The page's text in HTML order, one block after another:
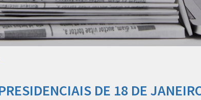
DE 18 DE